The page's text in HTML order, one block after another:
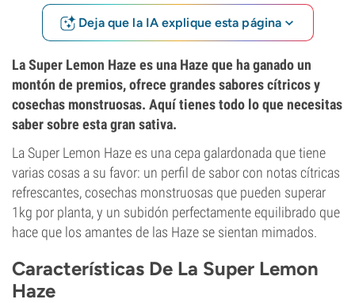
Deja que la IA explique esta página
La Super Lemon Haze es una Haze que ha ganado un
montón de premios, ofrece grandes sabores cítricos y
cosechas monstruosas. Aquí tienes todo lo que necesitas
saber sobre esta gran sativa.
La Super Lemon Haze es una cepa galardonada que tiene
varias cosas a su favor: un perfil de sabor con notas cítricas
refrescantes, cosechas monstruosas que pueden superar
1kg por planta, y un subidón perfectamente equilibrado que
hace que los amantes de las Haze se sientan mimados.
Características De La Super Lemon
Haze